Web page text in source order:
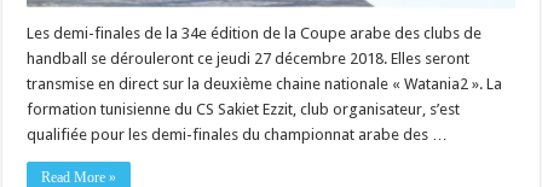
Les demi-finales de la 34e édition de la Coupe arabe des clubs de
handball se dérouleront ce jeudi 27 décembre 2018. Elles seront
transmise en direct sur la deuxième chaine nationale « Watania2 ». La
formation tunisienne du CS Sakiet Ezzit, club organisateur, s’est
qualifiée pour les demi-finales du championnat arabe des …
Read More »